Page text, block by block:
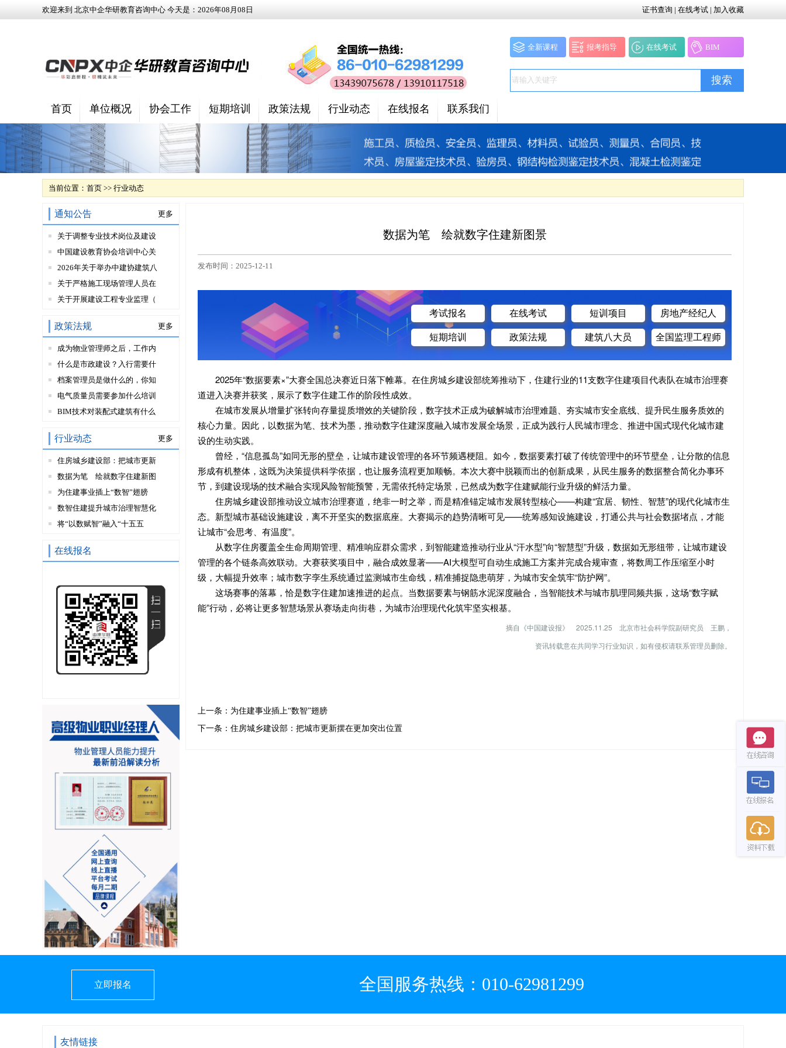
欢迎来到 北京中企华研教育咨询中心 今天是： 2026年08 月 08 日 证书查询 | 在线考试 | 加入收藏
全新课程 报考指导 在线考试 BIM
搜索
首页 单位概况 协会工作 短期培训 政策法规 行业动态 在线报名 联系我们
当前位置： 首页 >> 行业动态
数据为笔 绘就数字住建新图景
发布时间：2025-12-11
考试报名 在线考试 短训项目 房地产经纪人
短期培训 政策法规 建筑八大员 全国监理工程师
2025年“数据要素×”大赛全国总决赛近日落下帷幕。在住房城乡建设部统筹推动下，住建行业的11支数字住建项目代表队在城市治理赛
道进入决赛并获奖，展示了数字住建工作的阶段性成效。
在城市发展从增量扩张转向存量提质增效的关键阶段，数字技术正成为破解城市治理难题、夯实城市安全底线、提升民生服务质效的
核心力量。因此，以数据为笔、技术为墨，推动数字住建深度融入城市发展全场景，正成为践行人民城市理念、推进中国式现代化城市建
设的生动实践。
曾经，“信息孤岛”如同无形的壁垒，让城市建设管理的各环节频遇梗阻。如今，数据要素打破了传统管理中的环节壁垒，让分散的信息
形成有机整体，这既为决策提供科学依据，也让服务流程更加顺畅。本次大赛中脱颖而出的创新成果，从民生服务的数据整合简化办事环
节，到建设现场的技术融合实现风险智能预警，无需依托特定场景，已然成为数字住建赋能行业升级的鲜活力量。
住房城乡建设部推动设立城市治理赛道，绝非一时之举，而是精准锚定城市发展转型核心——构建“宜居、韧性、智慧”的现代化城市生
态。新型城市基础设施建设，离不开坚实的数据底座。大赛揭示的趋势清晰可见——统筹感知设施建设，打通公共与社会数据堵点，才能
让城市“会思考、有温度”。
从数字住房覆盖全生命周期管理、精准响应群众需求，到智能建造推动行业从“汗水型”向“智慧型”升级，数据如无形纽带，让城市建设
管理的各个链条高效联动。大赛获奖项目中，融合成效显著——AI大模型可自动生成施工方案并完成合规审查，将数周工作压缩至小时
级，大幅提升效率；城市数字孪生系统通过监测城市生命线，精准捕捉隐患萌芽，为城市安全筑牢“防护网”。
这场赛事的落幕，恰是数字住建加速推进的起点。当数据要素与钢筋水泥深度融合，当智能技术与城市肌理同频共振，这场“数字赋
能”行动，必将让更多智慧场景从赛场走向街巷，为城市治理现代化筑牢坚实根基。
摘自《中国建设报》 2025.11.25 北京市社会科学院副研究员 王鹏，
资讯转载意在共同学习行业知识，如有侵权请联系管理员删除。
上一条： 为住建事业插上“数智”翅膀
下一条： 住房城乡建设部：把城市更新摆在更加突出位置
通知公告 更多
关于调整专业技术岗位及建设
中国建设教育协会培训中心关
2026年关于举办中建协建筑八
关于严格施工现场管理人员在
关于开展建设工程专业监理（
政策法规 更多
成为物业管理师之后，工作内
什么是市政建设？入行需要什
档案管理员是做什么的，你知
电气质量员需要参加什么培训
BIM技术对装配式建筑有什么
行业动态 更多
住房城乡建设部：把城市更新
数据为笔 绘就数字住建新图
为住建事业插上“数智”翅膀
数智住建提升城市治理智慧化
将“以数赋智”融入“十五五
在线报名
立即报名 全国服务热线：010-62981299
友情链接